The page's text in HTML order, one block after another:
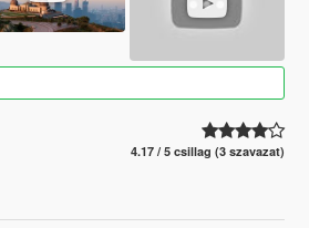
4.17 / 5 csillag (3 szavazat)